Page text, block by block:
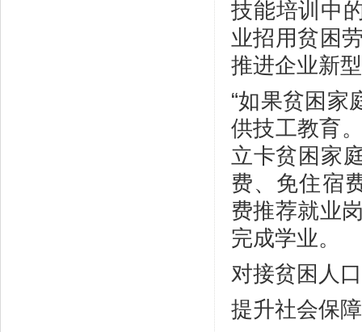
技能培训中
业招用贫困
推进企业新
“如果贫困家
供技工教育
立卡贫困家
费、免住宿
费推荐就业
完成学业。
对接贫困人
提升社会保